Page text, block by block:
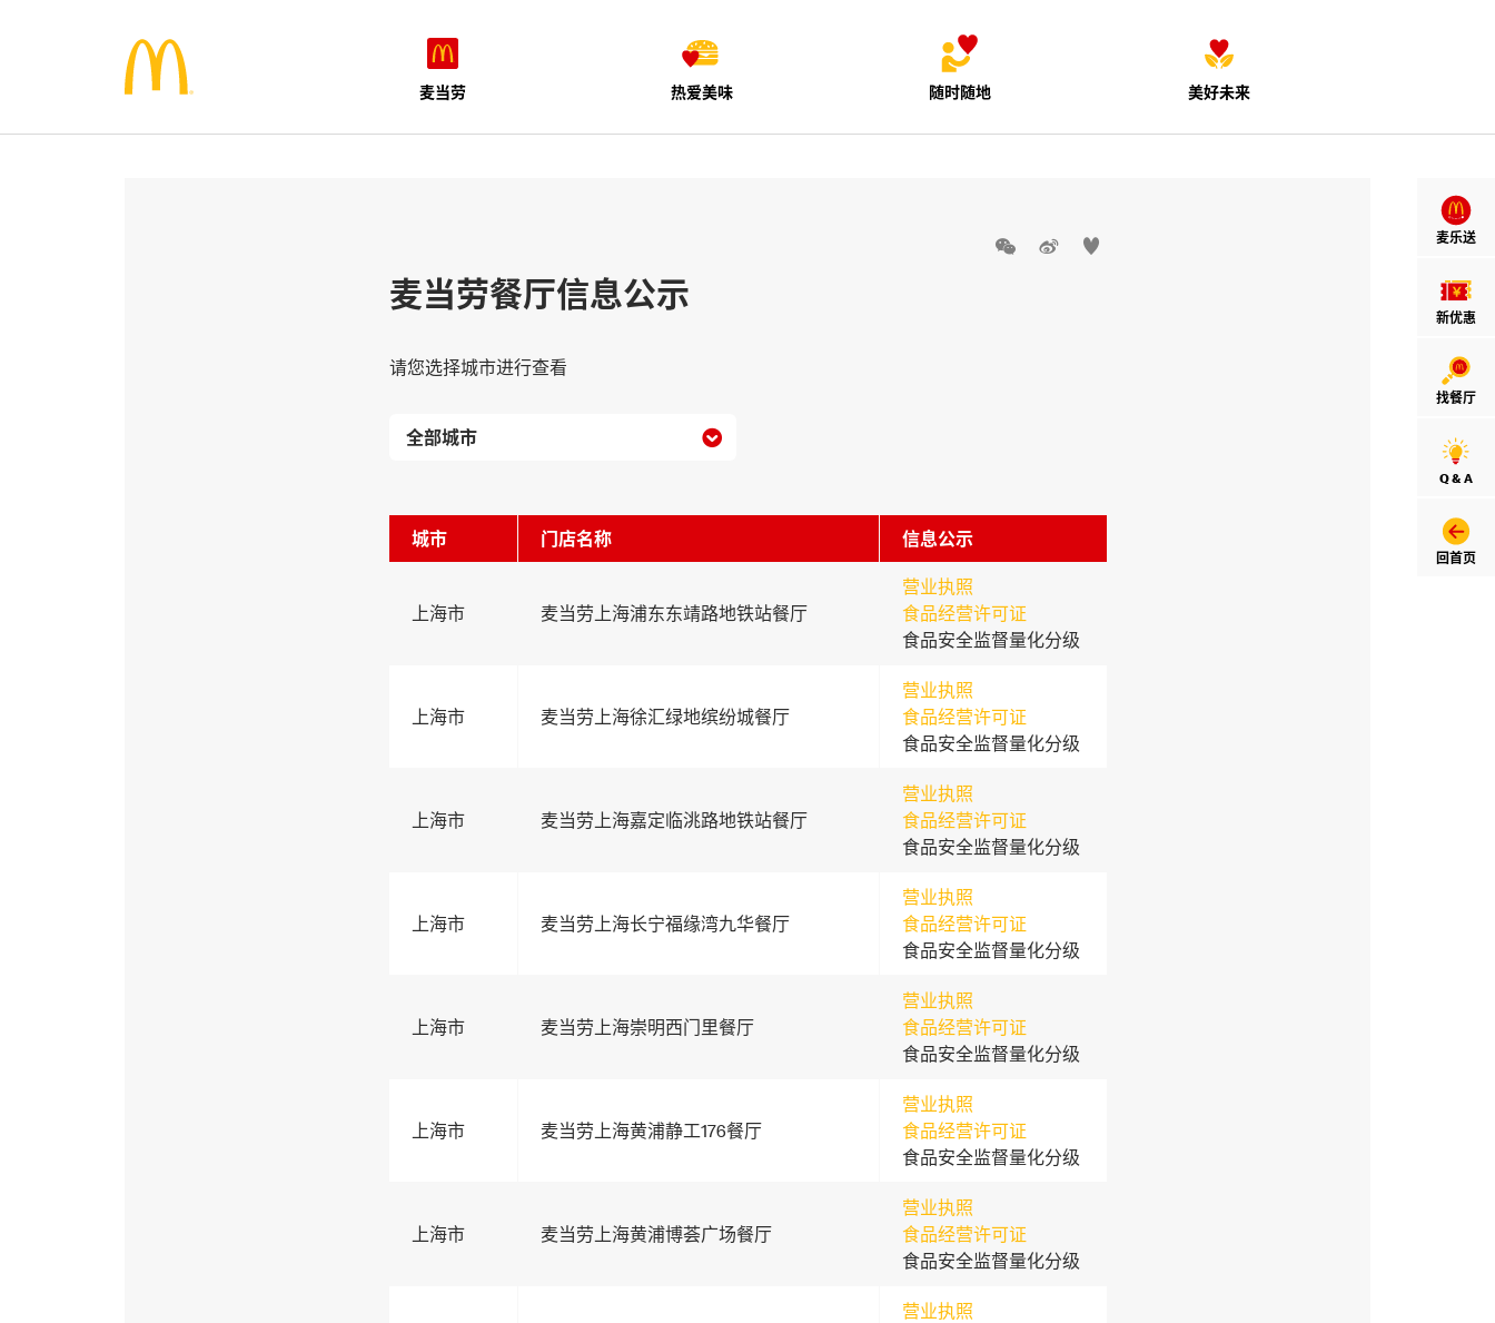
麦当劳 热爱美味 随时随地 美好未来
麦乐送
新优惠
找餐厅
Q & A
回首页
  
麦当劳餐厅信息公示
请您选择城市进行查看

城市 门店名称 信息公示
上海市 麦当劳上海浦东东靖路地铁站餐厅
营业执照
食品经营许可证
食品安全监督量化分级
上海市 麦当劳上海徐汇绿地缤纷城餐厅
营业执照
食品经营许可证
食品安全监督量化分级
上海市 麦当劳上海嘉定临洮路地铁站餐厅
营业执照
食品经营许可证
食品安全监督量化分级
上海市 麦当劳上海长宁福缘湾九华餐厅
营业执照
食品经营许可证
食品安全监督量化分级
上海市 麦当劳上海崇明西门里餐厅
营业执照
食品经营许可证
食品安全监督量化分级
上海市 麦当劳上海黄浦静工176餐厅
营业执照
食品经营许可证
食品安全监督量化分级
上海市 麦当劳上海黄浦博荟广场餐厅
营业执照
食品经营许可证
食品安全监督量化分级
营业执照